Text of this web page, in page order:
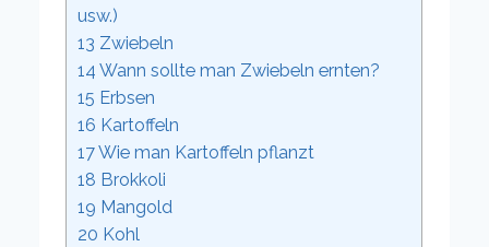
usw.)
13 Zwiebeln
14 Wann sollte man Zwiebeln ernten?
15 Erbsen
16 Kartoffeln
17Wie man Kartoffeln pflanzt
18 Brokkoli
19 Mangold
20 Kohl